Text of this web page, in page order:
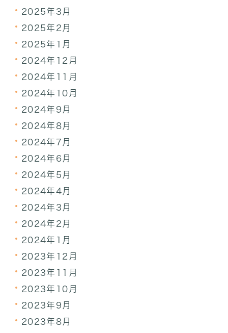
2025年3月
2025年2月
2025年1月
2024年12月
2024年11月
2024年10月
2024年9月
2024年8月
2024年7月
2024年6月
2024年5月
2024年4月
2024年3月
2024年2月
2024年1月
2023年12月
2023年11月
2023年10月
2023年9月
2023年8月